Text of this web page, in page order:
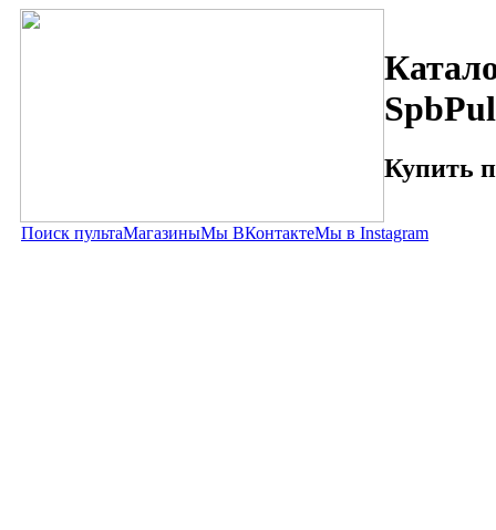
Купить
Поиск пультаМагазиныМы ВКонтактеМы в Instagram